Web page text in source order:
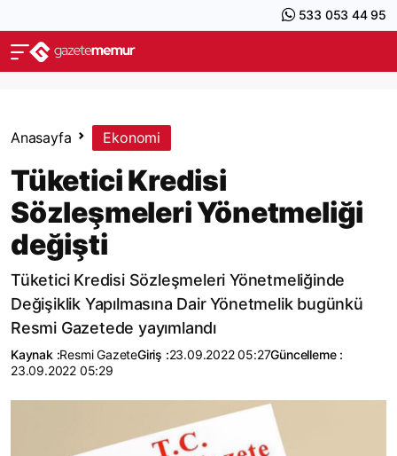
533 053 44 95
Anasayfa Ekonomi
Tüketici Kredisi
Sözleşmeleri Yönetmeliği
değişti
Tüketici Kredisi Sözleşmeleri Yönetmeliğinde
Değişiklik Yapılmasına Dair Yönetmelik bugünkü
Resmi Gazetede yayımlandı
Kaynak :Resmi GazeteGiriş :23.09.2022 05:27Güncelleme :
23.09.2022 05:29